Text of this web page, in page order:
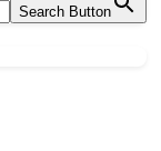
Search Button